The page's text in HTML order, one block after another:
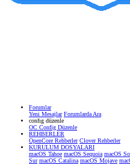
Forumlar
Yeni Mesajlar Forumlarda Ara
confıg düzenle
OC Config Düzenle
REHBERLER
OpenCore Rehberler Clover Rehberler
KURULUM DOSYALARI
macOS Tahoe macOS Sequoia macOS
Sur macOS Catalina macOS Mojave